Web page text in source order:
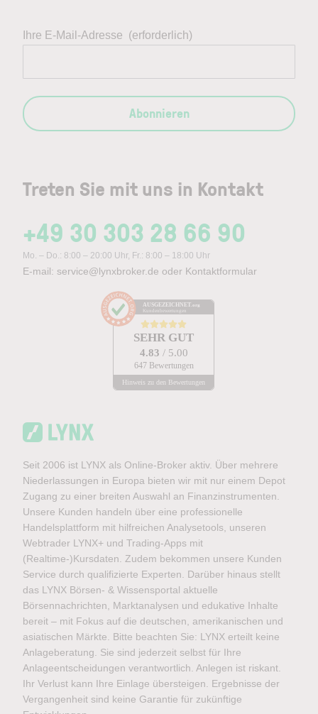
Treten Sie mit uns in Kontakt
+49 30 303 28 66 90
Mo. – Do.: 8:00 – 20:00 Uhr, Fr.: 8:00 – 18:00 Uhr
E-mail: service@lynxbroker.de oder Kontaktformular
AUSGEZEICHNET .org
Kundenbewertungen
SEHR GUT
4.83 / 5.00
647 Bewertungen
Hinweis zu den Bewertungen
Ihre E-Mail-Adresse (erforderlich)
Abonnieren
Seit 2006 ist LYNX als Online-Broker aktiv. Über mehrere
Niederlassungen in Europa bieten wir mit nur einem Depot
Zugang zu einer breiten Auswahl an Finanzinstrumenten.
Unsere Kunden handeln über eine professionelle
Handelsplattform mit hilfreichen Analysetools, unseren
Webtrader LYNX+ und Trading-Apps mit
(Realtime-)Kursdaten. Zudem bekommen unsere Kunden
Service durch qualifizierte Experten. Darüber hinaus stellt
das LYNX Börsen- & Wissensportal aktuelle
Börsennachrichten, Marktanalysen und edukative Inhalte
bereit – mit Fokus auf die deutschen, amerikanischen und
asiatischen Märkte. Bitte beachten Sie: LYNX erteilt keine
Anlageberatung. Sie sind jederzeit selbst für Ihre
Anlageentscheidungen verantwortlich. Anlegen ist riskant.
Ihr Verlust kann Ihre Einlage übersteigen. Ergebnisse der
Vergangenheit sind keine Garantie für zukünftige